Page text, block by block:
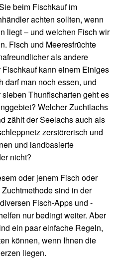
beim Fischkauf im
achten sollten, wenn
liegt – und welchen Fisch wir
Fisch und Meeresfrüchte
als andere
kann einem Einiges
darf man noch essen, und
Thunfischarten geht es
Welcher Zuchtlachs
zählt der Seelachs auch als
zerstörerisch und
und landbasierte
nicht?
oder jenem Fisch oder
sind in der
Fisch-Apps und -
nur bedingt weiter. Aber
ein paar einfache Regeln,
können, wenn Ihnen die
liegen.